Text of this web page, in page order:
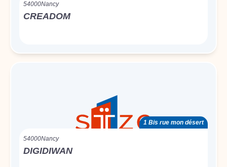
54000Nancy
CREADOM
1 Bis rue mon désert
54000Nancy
DIGIDIWAN